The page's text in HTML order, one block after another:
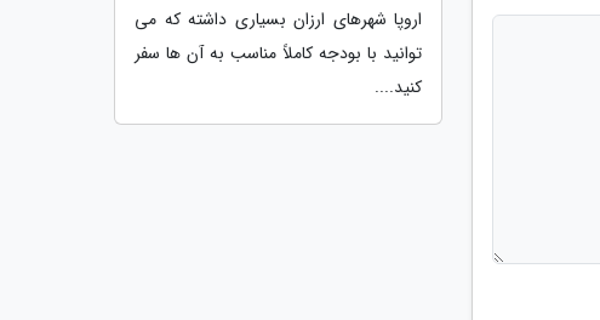
اروپا شهرهای ارزان بسیاری داشته که می
توانید با بودجه کاملاً مناسب به آن ها سفر
کنید....